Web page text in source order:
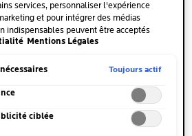
EAU MICELLAIRE
SENSIBLES
(0)
5
Eau Micellaire Ultra Haute
efficacité nettoyante Peaux
services, personnaliser l'expérience
et pour intégrer des médias
indispensables peuvent être acceptés
») ou refusés (« Continuer sans
vos préférences (« Enregistrer mes choix
cookies ». Pour plus d'informations,
Mentions Légales
Toujours actif
ciblée